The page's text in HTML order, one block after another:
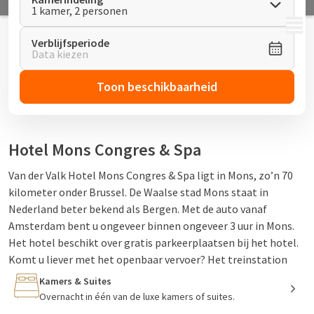
MENU
1 kamer, 2 personen
Verblijfsperiode
Data kiezen
Toon beschikbaarheid
Hotel Mons Congres & Spa
Van der Valk Hotel Mons Congres & Spa ligt in Mons, zo’n 70
kilometer onder Brussel. De Waalse stad Mons staat in
Nederland beter bekend als Bergen. Met de auto vanaf
Amsterdam bent u ongeveer binnen ongeveer 3 uur in Mons.
Het hotel beschikt over gratis parkeerplaatsen bij het hotel.
Komt u liever met het openbaar vervoer? Het treinstation
ligt op loopafstand van het hotel. Kortom, Van der Valk hotel
Mons Congres is een ideale uitvalsbasis voor een verblijf in de
Kamers & Suites
Overnacht in één van de luxe kamers of suites.